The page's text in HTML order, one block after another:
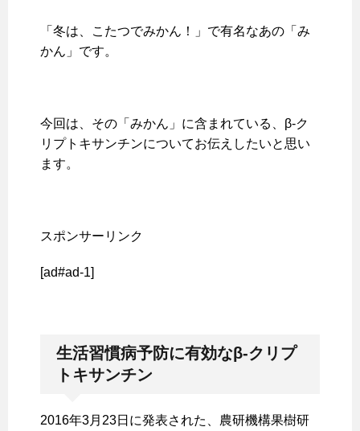
「冬は、こたつでみかん！」で有名なあの「み
かん」です。
今回は、その「みかん」に含まれている、β-ク
リプトキサンチンについてお伝えしたいと思い
ます。
スポンサーリンク
[ad#ad-1]
生活習慣病予防に有効なβ-クリプ
トキサンチン
2016年3月23日に発表された、農研機構果樹研